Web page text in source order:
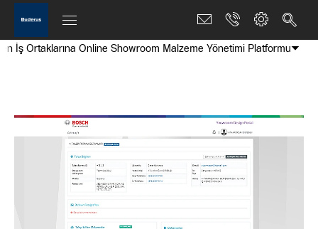
İş Ortaklarına Online Showroom Malzeme Yönetimi Platformu